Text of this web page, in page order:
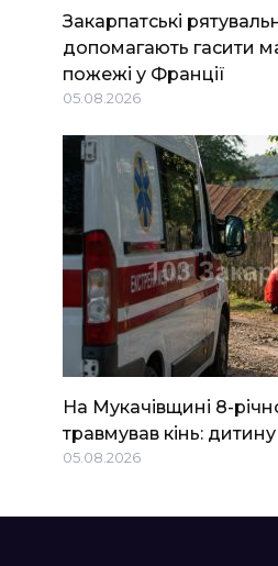
Закарпатські
допомагають гасити
пожежі у Франції
05.08.2026
На Мукачівщині 8-
травмував кінь: дитину
05.08.2026